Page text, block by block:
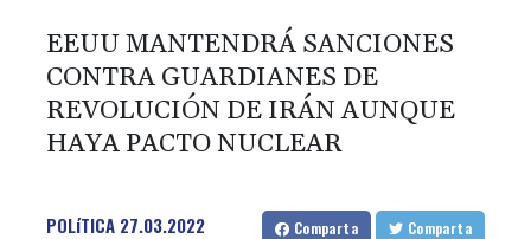
EEUU MANTENDRÁ SANCIONES
CONTRA GUARDIANES DE
REVOLUCIÓN DE IRÁN AUNQUE
HAYA PACTO NUCLEAR
POLíTICA 27.03.2022 Comparta Comparta